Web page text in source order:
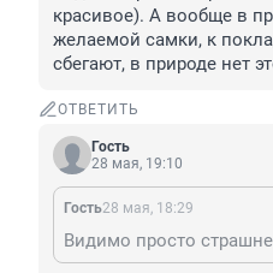
красивое). А вообще в
желаемой самки, к
сбегают, в природе нет
ОТВЕТИТЬ
Гость
28 мая, 19:10
Гость28 мая, 18:29